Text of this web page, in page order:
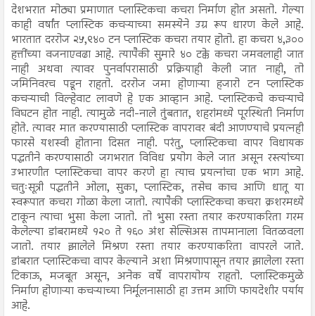
देशभरात मोठ्या प्रमाणात प्लास्टिकचा कचरा निर्माण होत असतो. गेल्या
काही वर्षांत प्लास्टिक कचऱ्याच्या समस्येने उग्र रूप धारण केले आहे.
भारतात दररोज २५,९४० टन प्लास्टिक कचरा तयार होतो. हा कचरा ४,३००
हत्तींच्या वजनाएवढा आहे. त्यापैकी सुमारे ४० टक्के कचरा जमवलाही जात
नाही अथवा त्यावर पुनर्वापरासाठी प्रक्रियाही केली जात नाही, तो
जमिनिवरच पडून राहतो. दररोज जमा होणाऱ्या हजारो टन प्लास्टिक
कचऱ्याची विल्हेवाट लावणे हे एक आव्हान आहे. प्लास्टिकचे कचऱ्याचे
विघटन होत नाही. त्यामुळे नदी-नाले तुंबतात, शहरांमध्ये पूरस्थिती निर्माण
होते. त्यावर मात करण्यासाठी प्लास्टिक वापरावर बंदी आणण्याचे प्रयत्नही
फारसे यशस्वी होताना दिसत नाही. परंतु, प्लास्टिकचा वापर विधायक
पद्धतीने करण्यासाठी जगभरात विविध प्रयोग केले जात असून रस्त्यांच्या
उभारणीत प्लास्टिकचा वापर करणे हा त्याच प्रयत्नांचा एक भाग आहे.
चतुःसूत्री पद्धतीने ओला, सुका, प्लास्टिक, तसेच काच आणि धातू या
स्वरूपात कचरा गोळा केला जातो. त्यापैकी प्लास्टिकचा कचरा क्रशरमध्ये
टाकून त्याचा भुसा केला जातो. तो भुसा रस्ता तयार करण्याकरिता गरम
केलेल्या डांबरामध्ये १२० ते १६० अंश सेल्सिअस तापमानाला वितळवला
जातो. तयार झालेले मिश्रण रस्ता तयार करण्याकरिता वापरले जाते.
डांबरात प्लास्टिकचा वापर केल्याने अशा मिश्रणापासून तयार झालेला रस्ता
टिकाऊ, मजबूत असून, अनेक वर्षे वापरायोग्य राहतो. प्लास्टिकमुळे
निर्माण होणाऱ्या कचऱ्याच्या निर्मूलनासाठी हा उत्तम आणि फायदेशीर पर्याय
आहे.